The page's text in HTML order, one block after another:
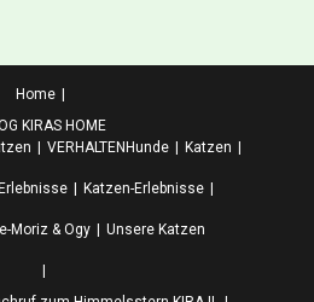
Home
KIRAS HOME
VERHALTEN Hunde Katzen
Katzen-Erlebnisse
Moriz & Ogy Unsere Katzen